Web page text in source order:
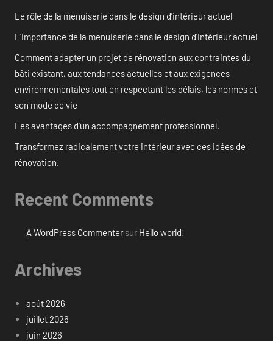
Le rôle de la menuiserie dans le design d’intérieur actuel
L’importance de la menuiserie dans le design d’intérieur actuel
Comment adapter un projet de rénovation aux contraintes du
bâti existant, aux tendances actuelles et aux exigences
environnementales tout en respectant les délais, les normes et
son mode de vie
Les avantages d’un accompagnement professionnel.
Transformez radicalement votre intérieur avec ces idées de
rénovation.
Recent Comments
A WordPress Commentersur Hello world!
Archives
août 2026
juillet 2026
juin 2026